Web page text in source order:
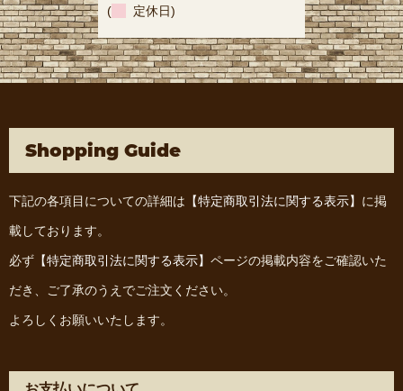
( 定休日)
Shopping Guide
下記の各項目についての詳細は 【特定商取引法に関する表示】 に掲
載しております。
必ず 【特定商取引法に関する表示】 ページの掲載内容をご確認いた
だき、ご了承のうえでご注文ください。
よろしくお願いいたします。